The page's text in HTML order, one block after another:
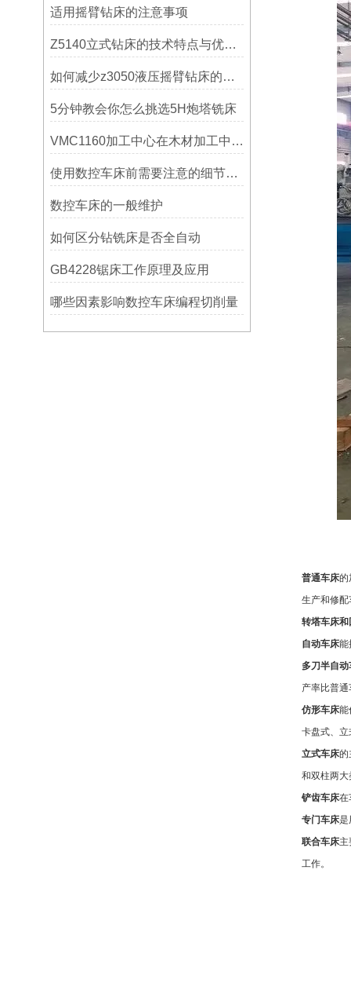
适用摇臂钻床的注意事项
Z5140立式钻床的技术特点与优势分析
如何减少z3050液压摇臂钻床的故障和维修成本？
5分钟教会你怎么挑选5H炮塔铣床
VMC1160加工中心在木材加工中的应用
使用数控车床前需要注意的细节有哪些呢？
数控车床的一般维护
如何区分钻铣床是否全自动
GB4228锯床工作原理及应用
哪些因素影响数控车床编程切削量
普通车床的
生产和修配
转塔车床和
自动车床能
多刀半自动
产率比普
仿形车床能
卡盘式、
立式车床的
和双柱两大
铲齿车床在
专门车床是
联合车床主
工作。